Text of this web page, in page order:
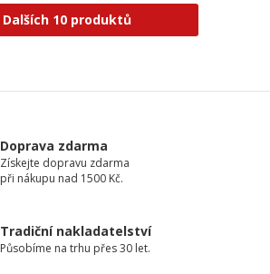
Dalších 10 produktů
Doprava zdarma
Získejte dopravu zdarma
při nákupu nad 1500 Kč.
Tradiční nakladatelství
Působíme na trhu přes 30 let.